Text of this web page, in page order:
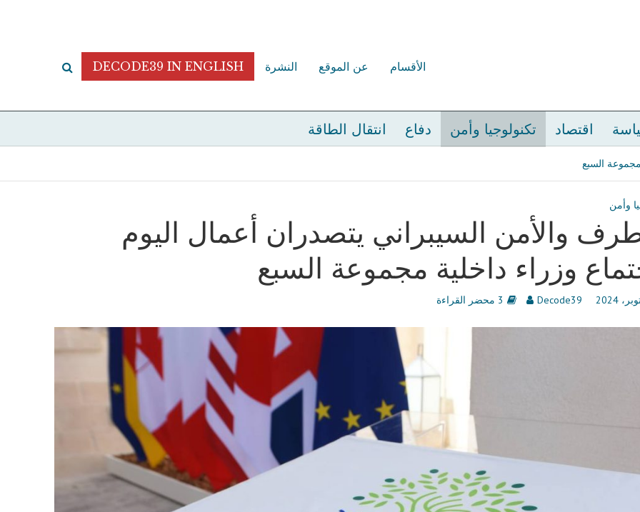
الأقسام عن الموقع النشرة DECODE39 IN ENGLISH
اقتصاد تكنولوجيا وأمن دفاع انتقال الطاقة
مجموعة السبع
وأمن
والأمن السيبراني يتصدران أعمال اليوم
وزراء داخلية مجموعة السبع
Decode39 3 محضر القراءة